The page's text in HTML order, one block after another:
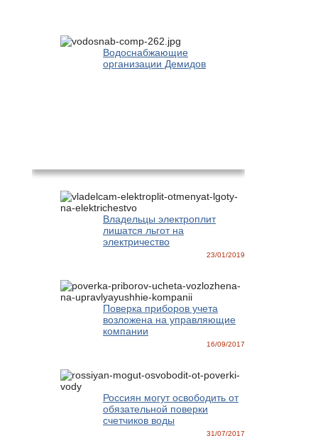
Водоснабжающие
организации Демидов
Владельцы электроплит
лишатся льгот на
электричество
23/01/2019
Поверка приборов учета
возложена на управляющие
компании
16/09/2017
Россиян могут освободить от
обязательной поверки
счетчиков воды
31/07/2017